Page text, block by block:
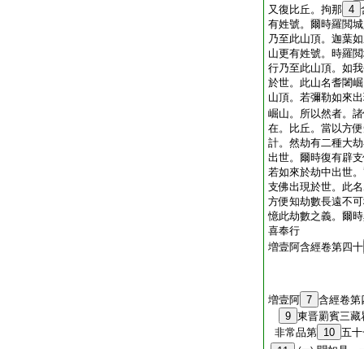
又復比丘。拘那 4
有姓號。爾時羅閲
乃至此山頂。迦葉
山更有姓號。時羅
行乃至此山頂。如
於世。此山名耆闍
山頂。若彌勒如來
崛山。所以然者。
在。比丘。當以方
計。然劫有二種大
出世。爾時復有辟
若如來於劫中出世
支佛出現於世。此
方便知劫數長遠不
憶此劫數之義。爾
喜奉行
増壹阿含經卷第四十
増壹阿 7 含經卷第
9 東晋罽賓三
非常品第 10 五